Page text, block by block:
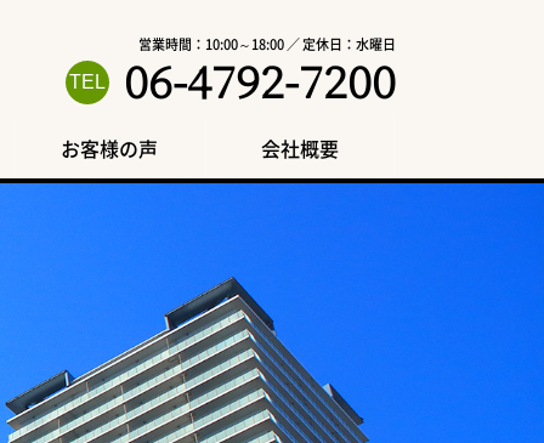
営業時間：10:00～18:00 ／ 定休日：水曜日
06-4792-7200
お客様の声 会社概要